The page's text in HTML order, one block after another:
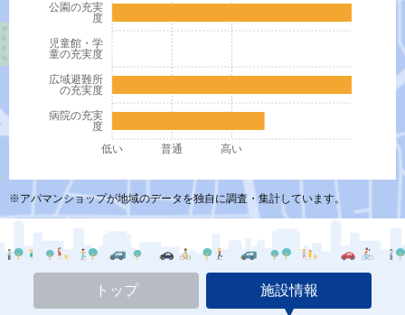
病院の充実
度
広域避難所
の充実度
児童館・学
童の充実度
公園の充実
度
低い 普通 高い
※アパマンショップが地域のデータを独自に調査・集計しています。
トップ 施設情報